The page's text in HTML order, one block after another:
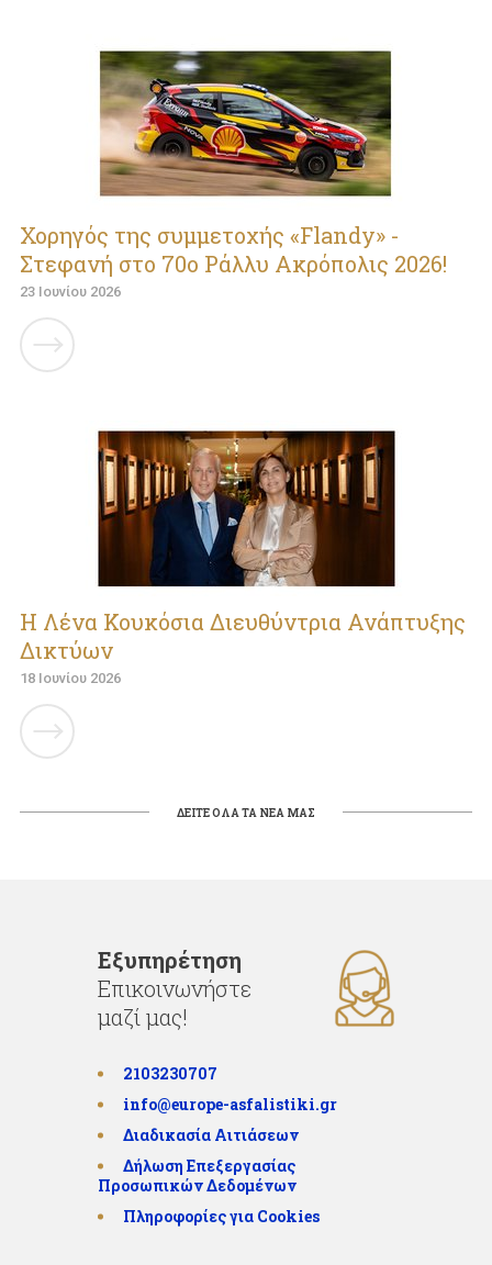
Χορηγός της συμμετοχής «Flandy» -
Στεφανή στο 70ο Ράλλυ Ακρόπολις 2026!
23 Ιουνίου 2026
Η Λένα Κουκόσια Διευθύντρια Ανάπτυξης
Δικτύων
18 Ιουνίου 2026
ΔΕΙΤΕ ΟΛΑ ΤΑ ΝΕΑ ΜΑΣ
Εξυπηρέτηση
Επικοινωνήστε
μαζί μας!
2103230707
info@europe-asfalistiki.gr
Διαδικασία Αιτιάσεων
Δήλωση Επεξεργασίας
Προσωπικών Δεδομένων
Πληροφορίες για Cookies